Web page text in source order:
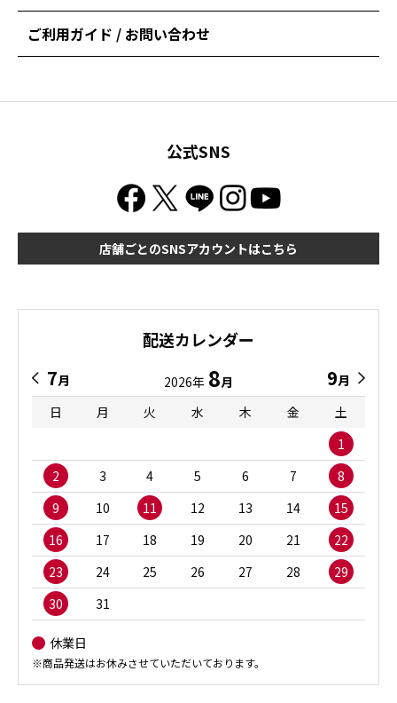
ご利用ガイド / お問い合わせ
公式SNS
店舗ごとのSNSアカウントはこちら
配送カレンダー
7月 2026年 8月 9月
日
月 火 水 木 金
土
1
2
3 4 5 6 7
8
9
10 11 12 13 14
15
16
17 18 19 20 21
22
23
24 25 26 27 28
29
30
31
休業日
※商品発送はお休みさせていただいております。